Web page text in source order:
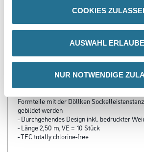
COOKIES
AUSWAHL
NUR NOTWENDIGE
Produkteigenschaft
- HDF Kern, ummantelt mit dem chlorfreien
Formteile mit der Döllken
gebildet werden
- Durchgehendes Design inkl. bedruckter
- Länge 2,50 m, VE = 10 Stück
- TFC totally chlorine-free